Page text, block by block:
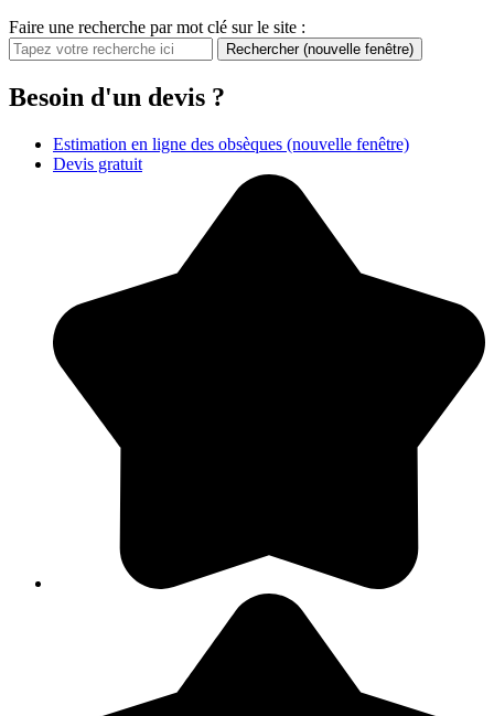
Faire une recherche par mot clé sur le site :
Rechercher (nouvelle fenêtre)
Besoin d'un devis ?
Estimation en ligne des obsèques (nouvelle fenêtre)
Devis gratuit